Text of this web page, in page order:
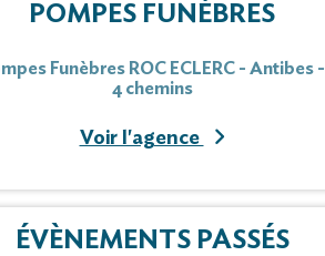
POMPES FUNÈBRES
Funèbres ROC ECLERC - Antibes -
4 chemins
Voir l'agence
ÉVÈNEMENTS PASSÉS